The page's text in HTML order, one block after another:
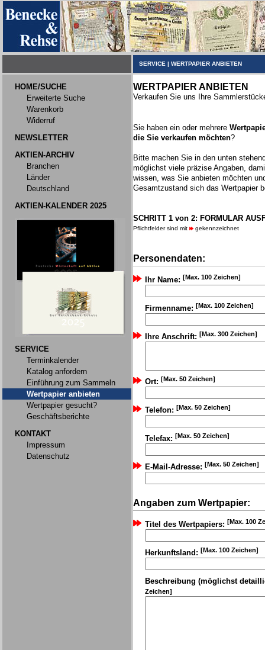
SERVICE | WERTPAPIER ANBIETEN
HOME/SUCHE
Erweiterte Suche
Warenkorb
Widerruf
NEWSLETTER
AKTIEN-ARCHIV
Branchen
Länder
Deutschland
AKTIEN-KALENDER 2025
SERVICE
Terminkalender
Katalog anfordern
Einführung zum Sammeln
Wertpapier anbieten
Wertpapier gesucht?
Geschäftsberichte
KONTAKT
Impressum
Datenschutz
WERTPAPIER ANBIETEN
Verkaufen Sie uns Ihre
Sie haben ein oder mehrere
die Sie verkaufen möchten?
Bitte machen Sie in den unten
möglichst viele präzise Angaben,
wissen, was Sie anbieten möchten
Gesamtzustand sich das Wertpapier
SCHRITT 1 von 2: FORMULAR
Pflichtfelder sind mit gekennzeichnet
Personendaten:
Ihr Name: [Max. 100 Zeichen]
Firmenname: [Max. 100 Zeichen]
Ihre Anschrift: [Max. 300 Zeichen]
Ort: [Max. 50 Zeichen]
Telefon: [Max. 50 Zeichen]
Telefax: [Max. 50 Zeichen]
E-Mail-Adresse: [Max. 50 Zeichen]
Angaben zum Wertpapier:
Titel des Wertpapiers: [Max. 100
Herkunftsland: [Max. 100 Zeichen]
Beschreibung (möglichst
Zeichen]